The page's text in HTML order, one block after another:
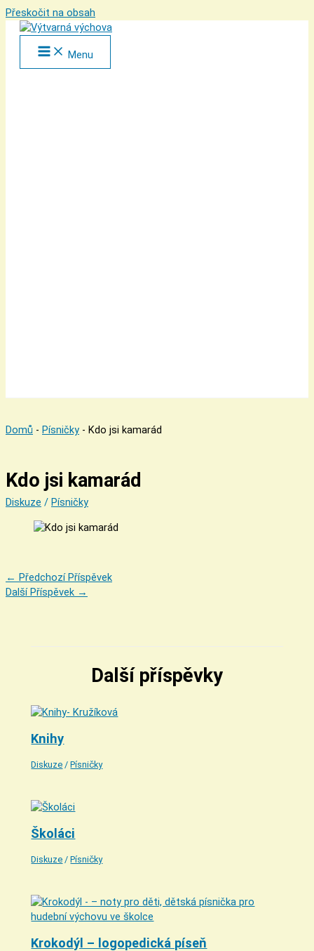
Přeskočit na obsah
Menu
Domů - Písničky - Kdo jsi kamarád
Kdo jsi kamarád
Diskuze / Písničky
← Předchozí Příspěvek
Další Příspěvek →
Další příspěvky
Knihy
Diskuze /Písničky
Školáci
Diskuze /Písničky
Krokodýl – logopedická píseň